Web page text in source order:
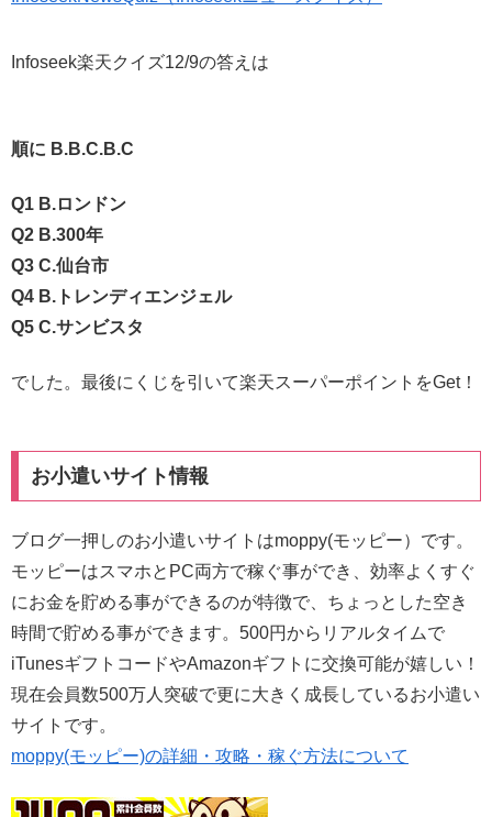
Infoseek楽天クイズ12/9の答えは
順に B.B.C.B.C
Q1 B.ロンドン
Q2 B.300年
Q3 C.仙台市
Q4 B.トレンディエンジェル
Q5 C.サンビスタ
でした。最後にくじを引いて楽天スーパーポイントをGet！
お小遣いサイト情報
ブログ一押しのお小遣いサイトはmoppy(モッピー）です。
モッピーはスマホとPC両方で稼ぐ事ができ、効率よくすぐ
にお金を貯める事ができるのが特徴で、ちょっとした空き
時間で貯める事ができます。500円からリアルタイムで
iTunesギフトコードやAmazonギフトに交換可能が嬉しい！
現在会員数500万人突破で更に大きく成長しているお小遣い
サイトです。
moppy(モッピー)の詳細・攻略・稼ぐ方法について